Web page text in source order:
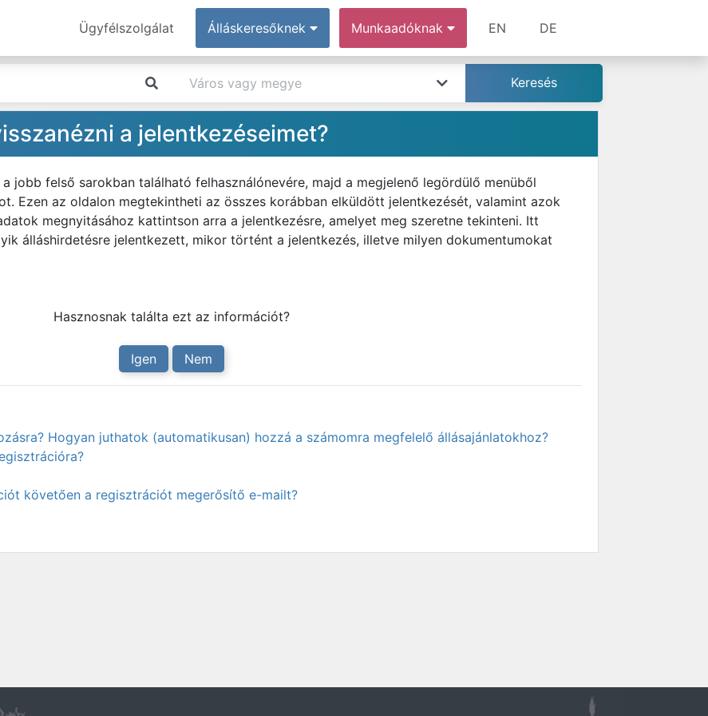
Ügyfélszolgálat Álláskeresőknek Munkaadóknak EN DE
a jelentkezéseimet?
jobb felső sarokban található felhasználónevére, majd a megjelenő legördülő menüből
Ezen az oldalon megtekintheti az összes korábban elküldött jelentkezését, valamint azok
megnyitásához kattintson arra a jelentkezésre, amelyet meg szeretne tekinteni. Itt
álláshirdetésre jelentkezett, mikor történt a jelentkezés, illetve milyen dokumentumokat
Hasznosnak találta ezt az információt?
Igen Nem
Hogyan juthatok (automatikusan) hozzá a számomra megfelelő állásajánlatokhoz?
követően a regisztrációt megerősítő e-mailt?